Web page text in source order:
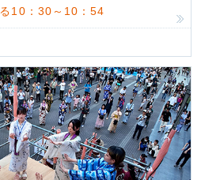
10：30～10：54